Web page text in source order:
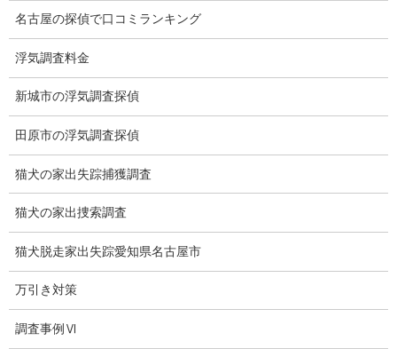
有責配偶者からの離婚
浮気をする人
探偵社の選び方
浮気度チェック
会社案内
損害保険調査
会社沿革
プライバシーポリシー
探偵業法
名古屋の探偵で口コミランキング
浮気調査料金
新城市の浮気調査探偵
田原市の浮気調査探偵
猫犬の家出失踪捕獲調査
猫犬の家出捜索調査
猫犬脱走家出失踪愛知県名古屋市
万引き対策
調査事例Ⅵ